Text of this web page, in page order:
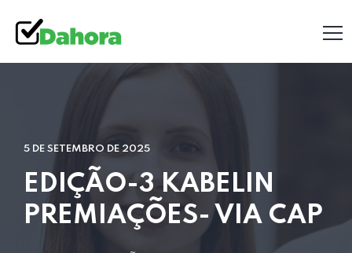
5 DE SETEMBRO DE 2025
EDIÇÃO-3 KABELIN
PREMIAÇÕES- VIA CAP